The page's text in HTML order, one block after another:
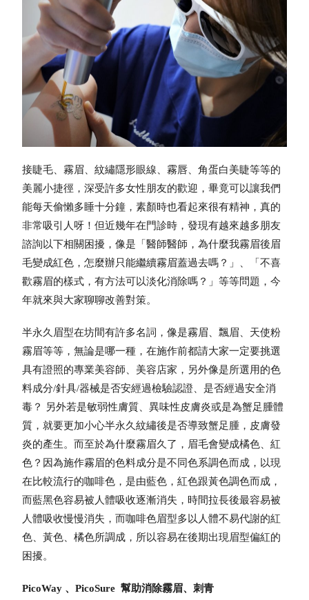
接睫毛、霧眉、紋繡隱形眼線、霧唇、角蛋白美睫等等的
美麗小捷徑，深受許多女性朋友的歡迎，畢竟可以讓我們
能每天偷懶多睡十分鐘，素顏時也看起來很有精神，真的
非常吸引人呀！但近幾年在門診時，發現有越來越多朋友
諮詢以下相關困擾，像是「醫師醫師，為什麼我霧眉後眉
毛變成紅色，怎麼辦只能繼續霧眉蓋過去嗎？」、「不喜
歡霧眉的樣式，有方法可以淡化消除嗎？」等等問題，今
年就來與大家聊聊改善對策。
半永久眉型在坊間有許多名詞，像是霧眉、飄眉、天使粉
霧眉等等，無論是哪一種，在施作前都請大家一定要挑選
具有證照的專業美容師、美容店家，另外像是所選用的色
料成分/針具/器械是否安經過檢驗認證、是否經過安全消
毒？ 另外若是敏弱性膚質、異味性皮膚炎或是為蟹足腫體
質，就要更加小心半永久紋繡後是否導致蟹足腫，皮膚發
炎的產生。而至於為什麼霧眉久了，眉毛會變成橘色、紅
色？因為施作霧眉的色料成分是不同色系調色而成，以現
在比較流行的咖啡色，是由藍色，紅色跟黃色調色而成，
而藍黑色容易被人體吸收逐漸消失，時間拉長後最容易被
人體吸收慢慢消失，而咖啡色眉型多以人體不易代謝的紅
色、黃色、橘色所調成，所以容易在後期出現眉型偏紅的
困擾。
PicoWay 、PicoSure 幫助消除霧眉、刺青